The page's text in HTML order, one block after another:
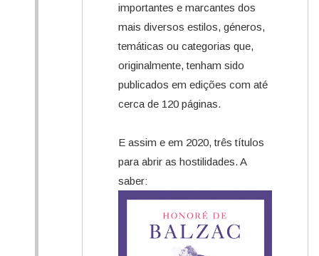
importantes e marcantes dos
mais diversos estilos, géneros,
temáticas ou categorias que,
originalmente, tenham sido
publicados em edições com até
cerca de 120 páginas.
E assim e em 2020, três títulos
para abrir as hostilidades. A
saber: